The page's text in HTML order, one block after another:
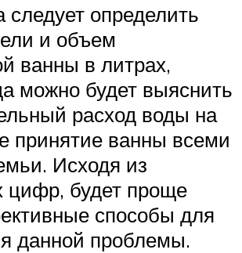
определить
и объем
ванны в литрах,
можно будет выяснить
расход воды на
принятие ванны всеми
Исходя из
цифр, будет проще
способы для
данной проблемы.